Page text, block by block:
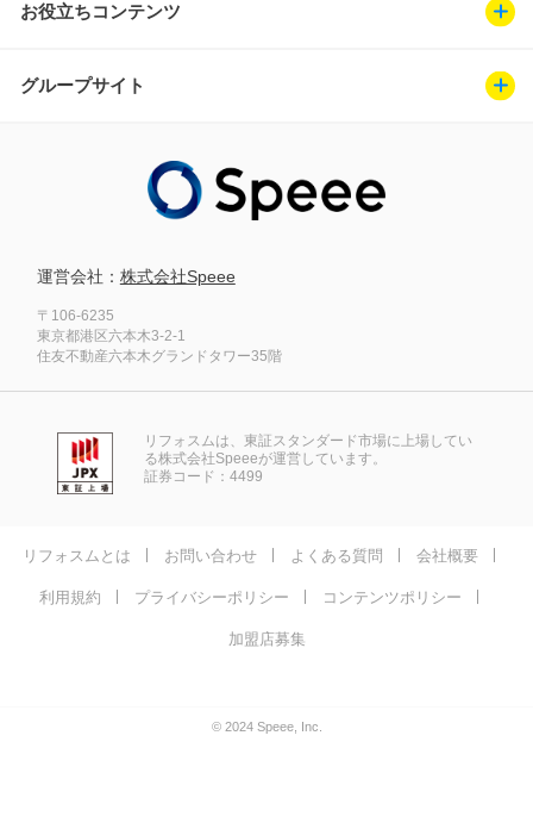
お役立ちコンテンツ
グループサイト
運営会社： 株式会社Speee
〒106-6235
東京都港区六本木3-2-1
住友不動産六本木グランドタワー35階
リフォスムは、東証スタンダード市場に上場してい
る株式会社Speeeが運営しています。
証券コード：4499
リフォスムとは お問い合わせ よくある質問 会社概要
利用規約 プライバシーポリシー コンテンツポリシー
加盟店募集
© 2024 Speee, Inc.